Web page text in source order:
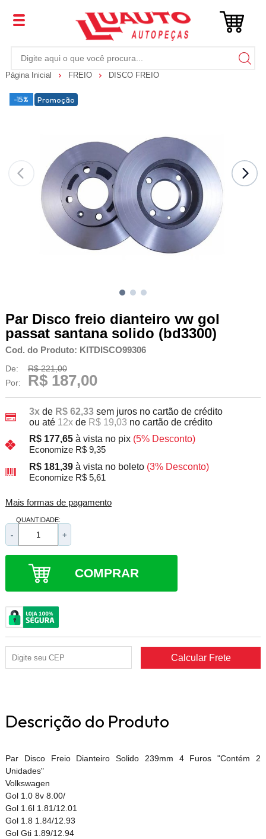
Página Inicial FREIO DISCO FREIO
-15% Promoção
Par Disco freio dianteiro vw gol
passat santana solido (bd3300)
Cod. do Produto: KITDISCO99306
De:
R$ 221,00
Por:
R$ 187,00
3xde R$ 62,33 sem juros no cartão de crédito
ou até 12xde R$ 19,03 no cartão de crédito
R$ 177,65 à vista no pix (5% Desconto)
Economize R$ 9,35
R$ 181,39 à vista no boleto (3% Desconto)
Economize R$ 5,61
Mais formas de pagamento
QUANTIDADE:
- +
COMPRAR
Descrição do Produto
Par Disco Freio Dianteiro Solido 239mm 4 Furos "Contém 2
Unidades"
Volkswagen
Gol 1.0 8v 8.00/
Gol 1.6l 1.81/12.01
Gol 1.8 1.84/12.93
Gol Gti 1.89/12.94